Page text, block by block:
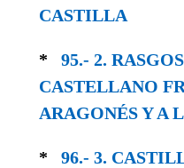
CASTILLA
* 95.- 2.
CASTELLANO
ARAGONÉS Y A
* 96.- 3.